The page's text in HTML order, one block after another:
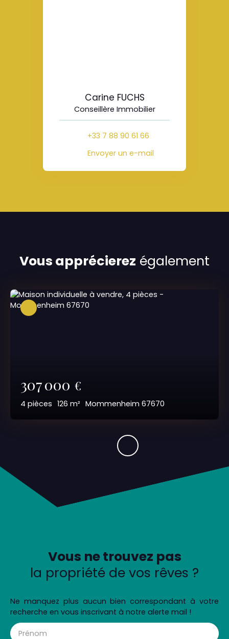
Carine FUCHS
Conseillère Immobilier
+33 7 88 90 61 66
Envoyer un e-mail
Vous apprécierez également
307 000 €
4 pièces 126 m² Mommenheim 67670
Vous ne trouvez pas
la propriété de vos rêves ?
Ne manquez plus aucun bien correspondant à votre
recherche en vous inscrivant à notre alerte mail !
Prénom